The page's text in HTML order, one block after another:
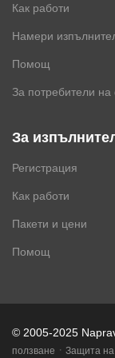
Как работи
Намери
Помощ
За потребители
За
Регистрация
Как работи
Пакети и цени
Помощ
© 2005-2025
ползване · Защита на